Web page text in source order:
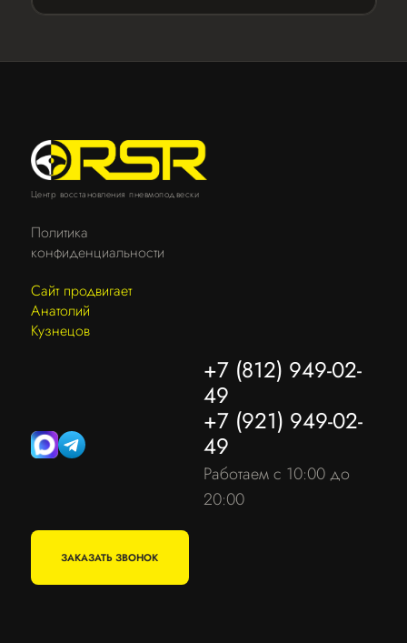
Центр восстановления пневмоподвески
Политика
конфиденциальности
Сайт продвигает
Анатолий
Кузнецов
+7 (812) 949-02-
49
+7 (921) 949-02-
49
Работаем с 10:00 до
20:00
ЗАКАЗАТЬ ЗВОНОК